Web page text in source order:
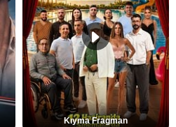
Kıyma Fragman